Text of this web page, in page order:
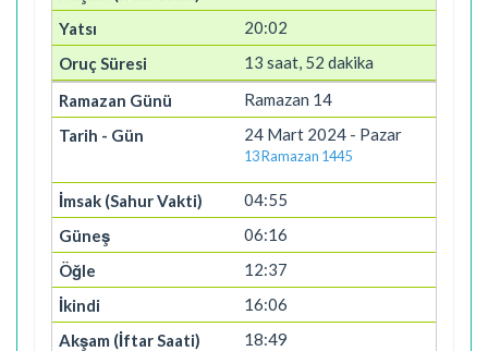
20:02
13 saat, 52 dakika
Ramazan 14
24 Mart 2024 - Pazar
13 Ramazan 1445
04:55
06:16
12:37
16:06
18:49